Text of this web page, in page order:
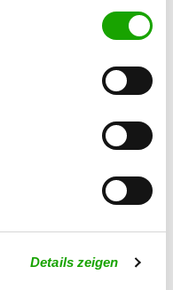
weiterhin nutzen.
Details zeigen
Details
Details